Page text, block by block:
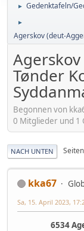
► Gedenktafeln/
►
Agerskov (deut-
Tønder
Begonnen von
0 Mitglieder und 1
NACH UNTEN Seiten
kka67
Sa, 15. April 2023,
6534